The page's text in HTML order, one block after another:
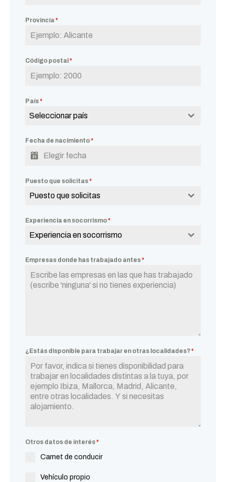
Provincia*
Código postal*
País*
Seleccionar país
Fecha de nacimiento*
Puesto que solicitas*
Puesto que solicitas
Experiencia en socorrismo*
Experiencia en socorrismo
Empresas donde has trabajado antes*
¿Estás disponible para trabajar en otras localidades?*
Otros datos de interés*
Carnet de conducir
Vehículo propio